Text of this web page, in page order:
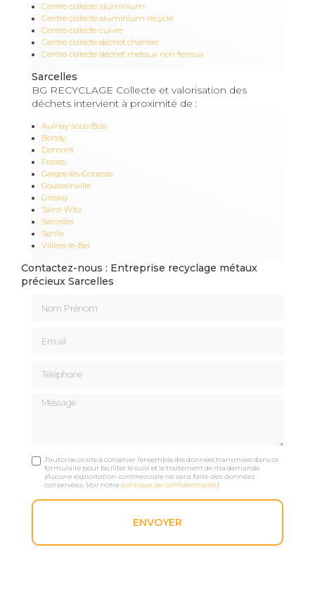
Centre collecte aluminium
Centre collecte aluminium recyclé
Centre collecte cuivre
Centre collecte déchet chantier
Centre collecte déchet métaux non ferreux
Sarcelles
BG RECYCLAGE Collecte et valorisation des
déchets intervient à proximité de :
Aulnay-sous-Bois
Bondy
Domont
Fosses
Garges-lès-Gonesse
Goussainville
Groslay
Saint-Witz
Sarcelles
Senlis
Villiers-le-Bel
Contactez-nous : Entreprise recyclage métaux
précieux Sarcelles
Message
J'autorise ce site à conserver l'ensemble des données transmises dans ce
formulaire pour faciliter le suivi et le traitement de ma demande.
(Aucune exploitation commerciale ne sera faite des données
conservées. Voir notrepolitique de confidentialité)